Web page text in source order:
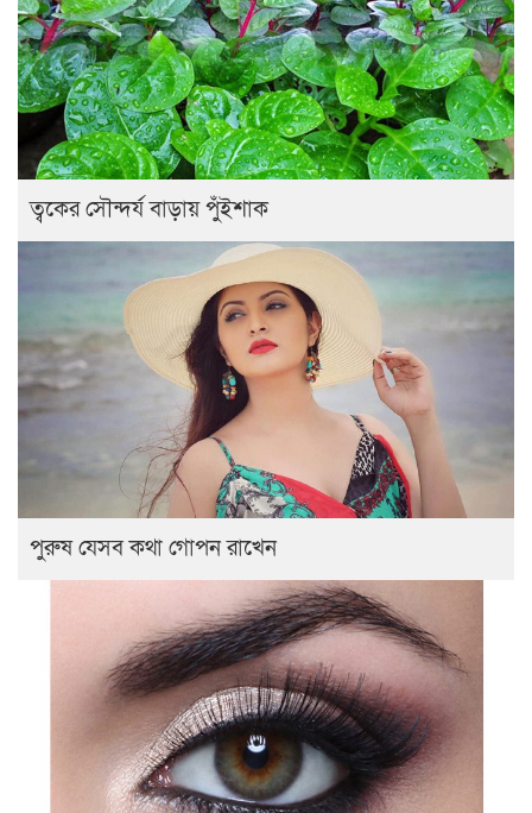
ত্বকের সৌন্দর্য বাড়ায় পুঁইশাক
পুরুষ যেসব কথা গোপন রাখেন